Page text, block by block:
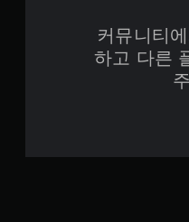
커뮤니티
하고 다른